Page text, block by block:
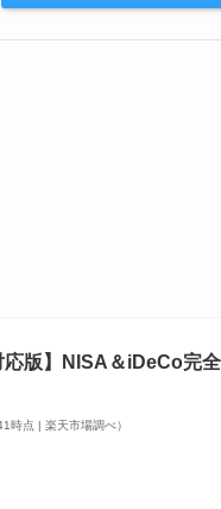
応版】NISA＆iDeCo完
時点 | 楽天市場調べ）